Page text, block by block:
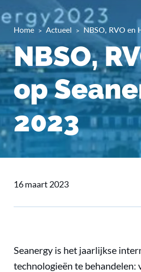
Home Actueel NBSO, RVO en
NBSO,
op
2023
16 maart 2023
Seanergy is het jaarlijkse
technologieën te behandelen: